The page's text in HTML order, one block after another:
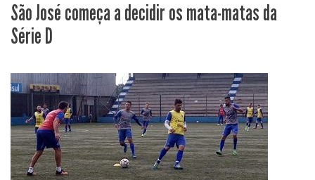
São José começa a decidir os mata-matas da
Série D